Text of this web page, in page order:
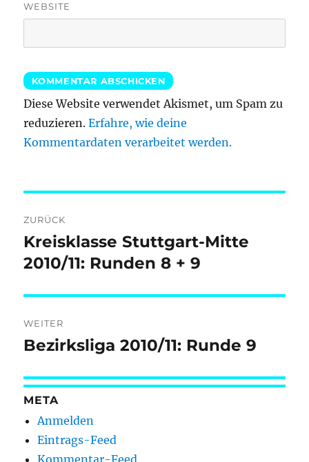
WEBSITE
Diese Website verwendet Akismet, um Spam zu
reduzieren.Erfahre, wie deine
Kommentardaten verarbeitet werden.
ZURÜCK
Vorheriger
Beitrag:
Kreisklasse Stuttgart-Mitte
2010/11: Runden 8 + 9
WEITER
Nächster
Bezirksliga 2010/11: Runde 9
META
Anmelden
Eintrags-Feed
Kommentar-Feed